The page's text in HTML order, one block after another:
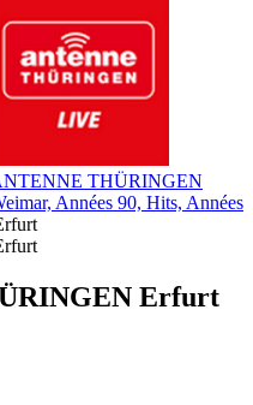
THÜRINGEN
Années 90, Hits, Années
Erfurt